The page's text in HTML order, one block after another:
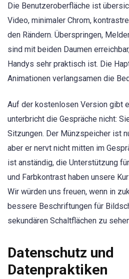
Die Benutzeroberfläche ist
Video, minimaler Chrom,
den Rändern. Überspringen,
sind mit beiden Daumen
Handys sehr praktisch ist. Die
Animationen verlangsamen die
Auf der kostenlosen Version gibt
unterbricht die Gespräche nicht:
Sitzungen. Der Münzspeicher ist
aber er nervt nicht mitten im
ist anständig, die Unterstützung
und Farbkontrast haben unsere
Wir würden uns freuen, wenn in
bessere Beschriftungen für
sekundären Schaltflächen zu
Datenschutz und
Datenpraktiken